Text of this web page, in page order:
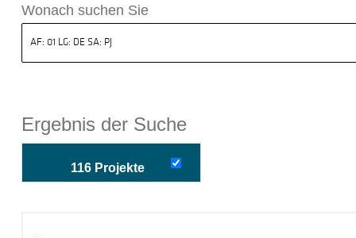
Wonach suchen Sie
Ergebnis der Suche
116 Projekte